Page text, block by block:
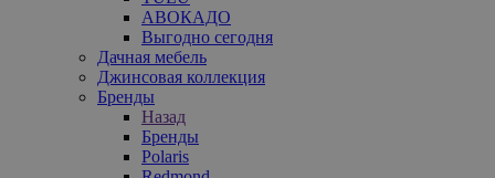
АВОКАДО
Выгодно сегодня
Дачная мебель
Джинсовая коллекция
Бренды
Назад
Бренды
Polaris